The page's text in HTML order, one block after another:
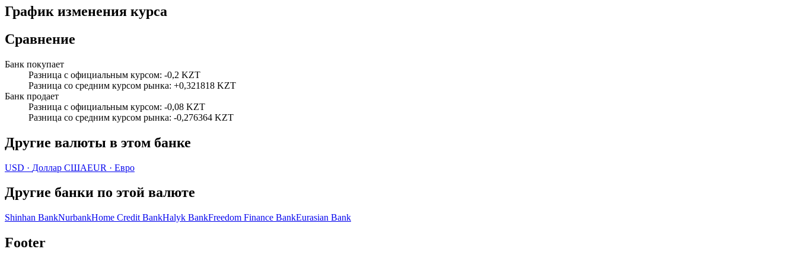
График изменения курса
Сравнение
Банк покупает
Разница с официальным курсом: -0,2 KZT
Разница со средним курсом рынка: +0,321818 KZT
Банк продает
Разница с официальным курсом: -0,08 KZT
Разница со средним курсом рынка: -0,276364 KZT
Другие валюты в этом банке
USD · Доллар СШАEUR · Евро
Другие банки по этой валюте
Shinhan BankNurbankHome Credit BankHalyk BankFreedom Finance BankEurasian Bank
Footer